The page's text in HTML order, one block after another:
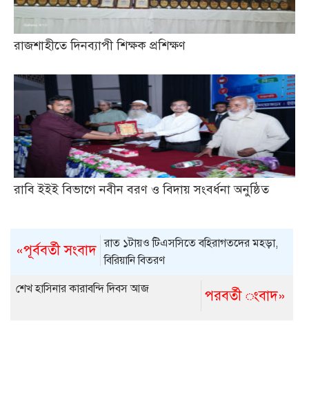
রাজশাহীতে দিনব্যাপী শিক্ষক প্রশিক্ষণ
রাবি ইইই বিভাগে নবীন বরণ ও বিদায় সংবর্ধনা অনুষ্ঠিত
«পূর্ববর্তী সংবাদ রাত ১টায়ও টিএসসিতে বহিরাগতদের মহড়া,
বিরিয়ানি বিতরণ
পরবর্তী ংবাদ»
শেখ হাসিনার কারাবন্দি দিবস আজ